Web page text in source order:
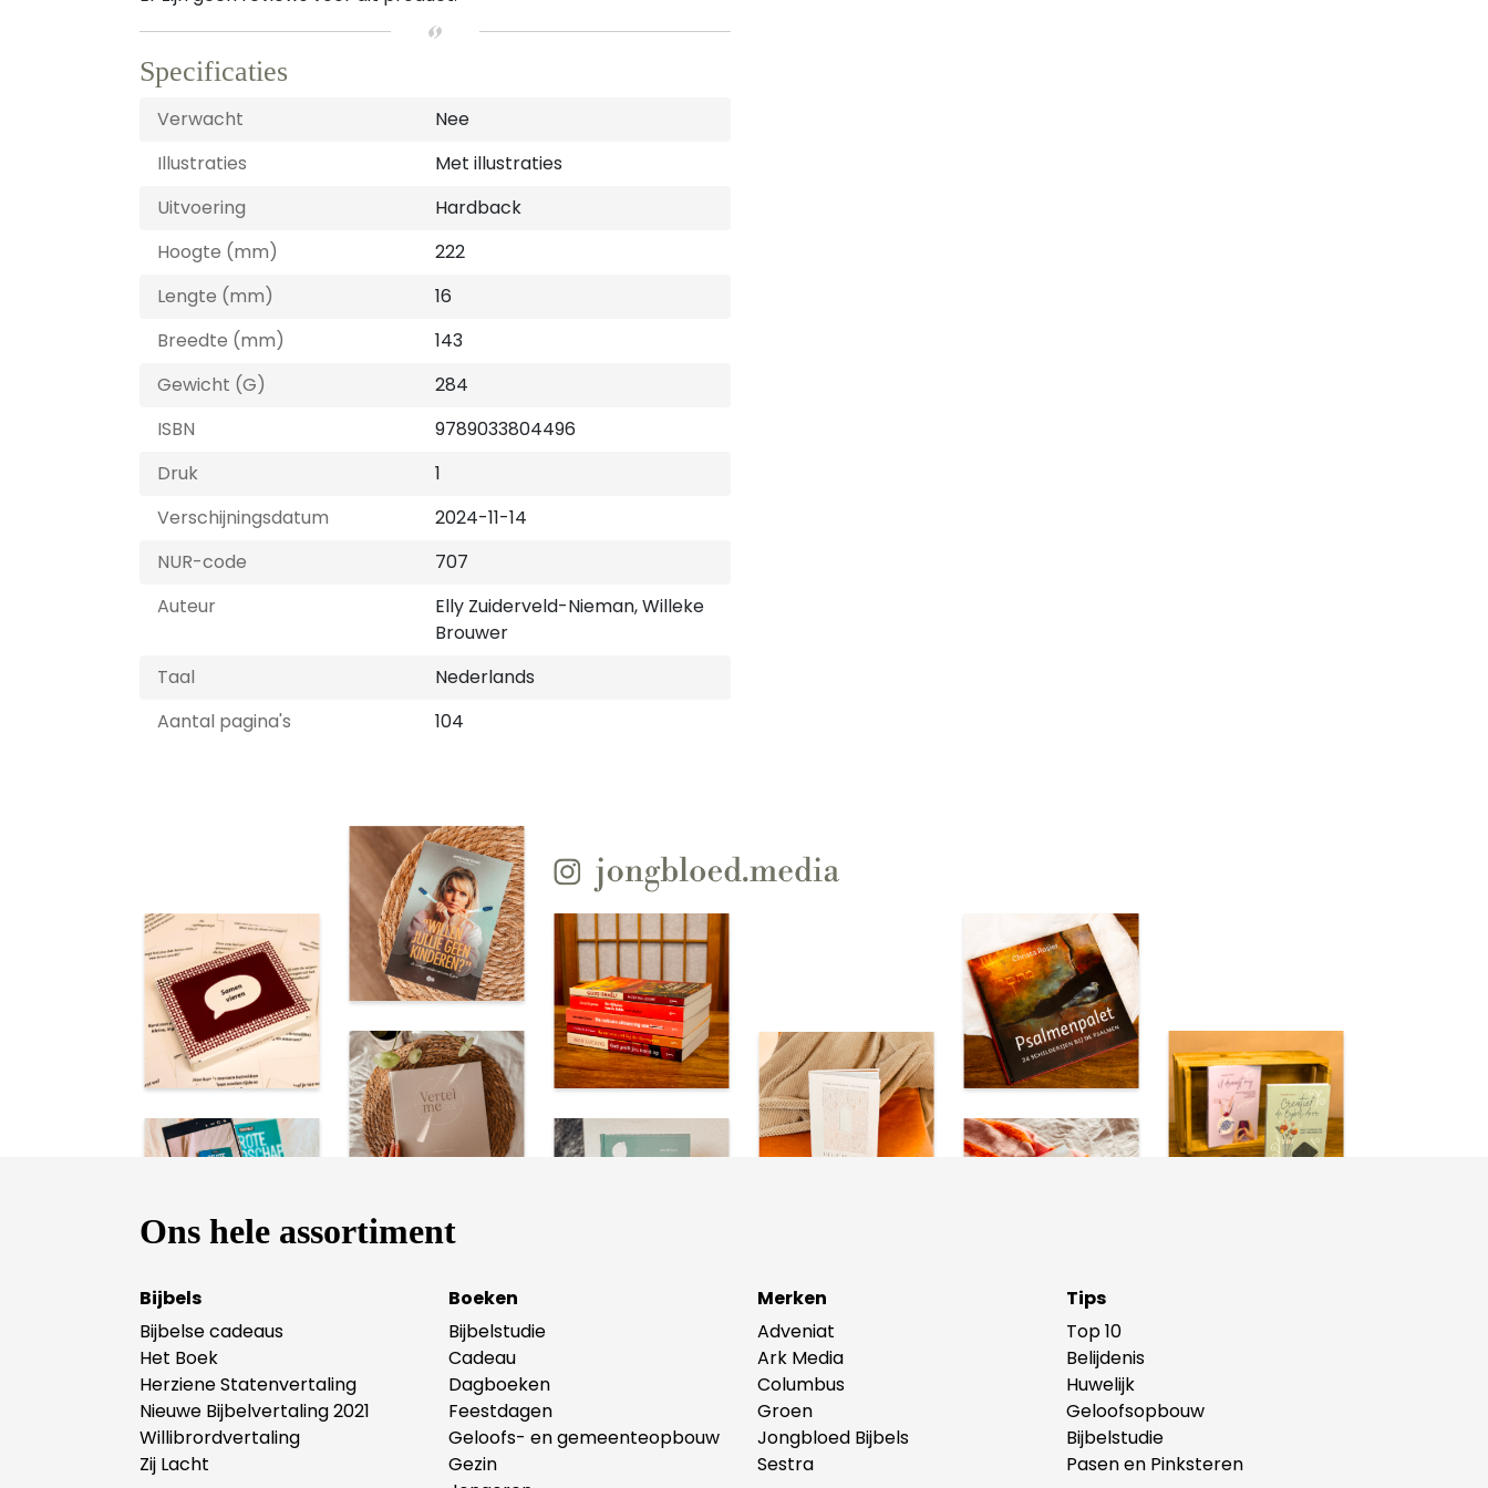
Specificaties
Verwacht
Nee
Illustraties
Met illustraties
Uitvoering
Hardback
Hoogte (mm)
222
Lengte (mm)
16
Breedte (mm)
143
Gewicht (G)
284
ISBN
9789033804496
Druk
1
Verschijningsdatum
2024-11-14
NUR-code
707
Auteur
Elly Zuiderveld-Nieman, Willeke
Brouwer
Taal
Nederlands
Aantal pagina's
104
Ons hele assortiment
Bijbels
Bijbelse cadeaus
Het Boek
Herziene Statenvertaling
Nieuwe Bijbelvertaling 2021
Willibrordvertaling
Zij Lacht
Boeken
Bijbelstudie
Cadeau
Dagboeken
Feestdagen
Geloofs- en gemeenteopbouw
Gezin
Merken
Adveniat
Ark Media
Columbus
Groen
Jongbloed Bijbels
Sestra
Tips
Top 10
Belijdenis
Huwelijk
Geloofsopbouw
Bijbelstudie
Pasen en Pinksteren